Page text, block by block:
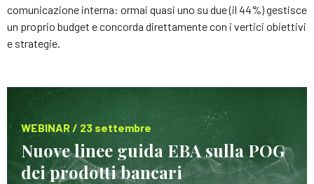
comunicazione interna: ormai quasi uno su due (il 44%) gestisce
un proprio budget e concorda direttamente con i vertici obiettivi
e strategie.
WEBINAR / 23 settembre
Nuove linee guida EBA sulla POG
dei prodotti bancari